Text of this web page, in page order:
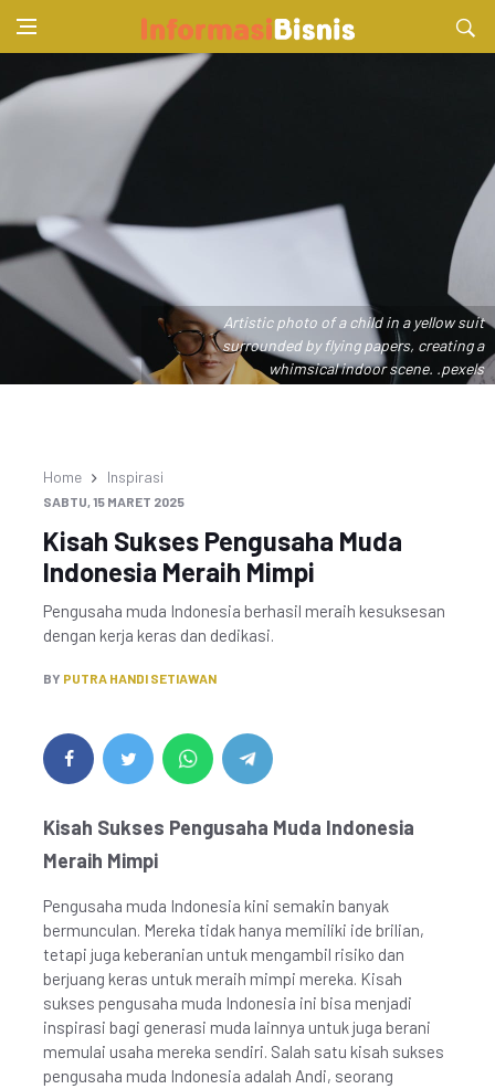
Artistic photo of a child in a yellow suit
surrounded by flying papers, creating a
whimsical indoor scene. .pexels
Home Inspirasi
SABTU, 15 MARET 2025
Kisah Sukses Pengusaha Muda
Indonesia Meraih Mimpi
Pengusaha muda Indonesia berhasil meraih kesuksesan
dengan kerja keras dan dedikasi.
BY PUTRA HANDI SETIAWAN
Kisah Sukses Pengusaha Muda Indonesia
Meraih Mimpi
Pengusaha muda Indonesia kini semakin banyak
bermunculan. Mereka tidak hanya memiliki ide brilian,
tetapi juga keberanian untuk mengambil risiko dan
berjuang keras untuk meraih mimpi mereka. Kisah
sukses pengusaha muda Indonesia ini bisa menjadi
inspirasi bagi generasi muda lainnya untuk juga berani
memulai usaha mereka sendiri. Salah satu kisah sukses
pengusaha muda Indonesia adalah Andi, seorang